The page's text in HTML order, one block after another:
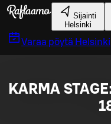
Siirry pääsisältöön
Sijainti
Helsinki
Varaa pöytä Helsinki
KARMA